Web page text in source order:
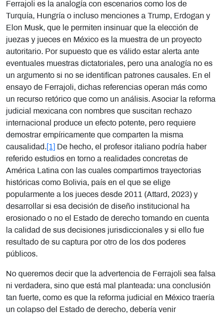
Ferrajoli es la analogía con escenarios como los de
Turquía, Hungría o incluso menciones a Trump, Erdogan y
Elon Musk, que le permiten insinuar que la elección de
juezas y jueces en México es la muestra de un proyecto
autoritario. Por supuesto que es válido estar alerta ante
eventuales muestras dictatoriales, pero una analogía no es
un argumento si no se identifican patrones causales. En el
ensayo de Ferrajoli, dichas referencias operan más como
un recurso retórico que como un análisis. Asociar la reforma
judicial mexicana con nombres que suscitan rechazo
internacional produce un efecto potente, pero requiere
demostrar empíricamente que comparten la misma
causalidad. [1]
De hecho, el profesor italiano podría haber
referido estudios en torno a realidades concretas de
América Latina con las cuales compartimos trayectorias
históricas como Bolivia, país en el que se elige
popularmente a los jueces desde 2011 (Attard, 2023) y
desarrollar si esa decisión de diseño institucional ha
erosionado o no el Estado de derecho tomando en cuenta
la calidad de sus decisiones jurisdiccionales y si ello fue
resultado de su captura por otro de los dos poderes
públicos.
No queremos decir que la advertencia de Ferrajoli sea falsa
ni verdadera, sino que está mal planteada: una conclusión
tan fuerte, como es que la reforma judicial en México traería
un colapso del Estado de derecho, debería venir